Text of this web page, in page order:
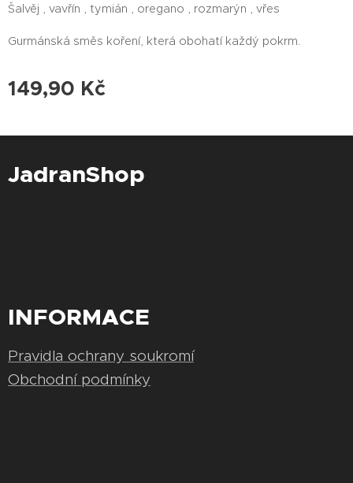
Šalvěj , vavřín , tymián , oregano , rozmarýn , vřes
Gurmánská směs koření, která obohatí každý pokrm.
149,90 Kč
JadranShop
INFORMACE
Pravidla ochrany soukromí
Obchodní podmínky